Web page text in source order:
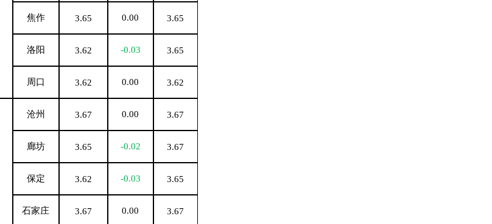
焦作 3.65 0.00 3.65
洛阳 3.62 -0.03 3.65
周口 3.62 0.00 3.62
沧州 3.67 0.00 3.67
廊坊 3.65 -0.02 3.67
保定 3.62 -0.03 3.65
石家庄 3.67 0.00 3.67